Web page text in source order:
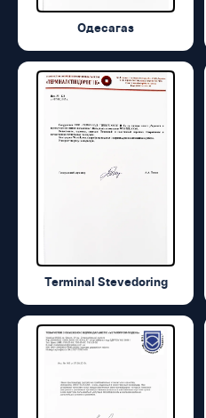
Одесагаз
Terminal Stevedoring